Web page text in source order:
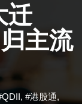
迁
主流
, #港股通,